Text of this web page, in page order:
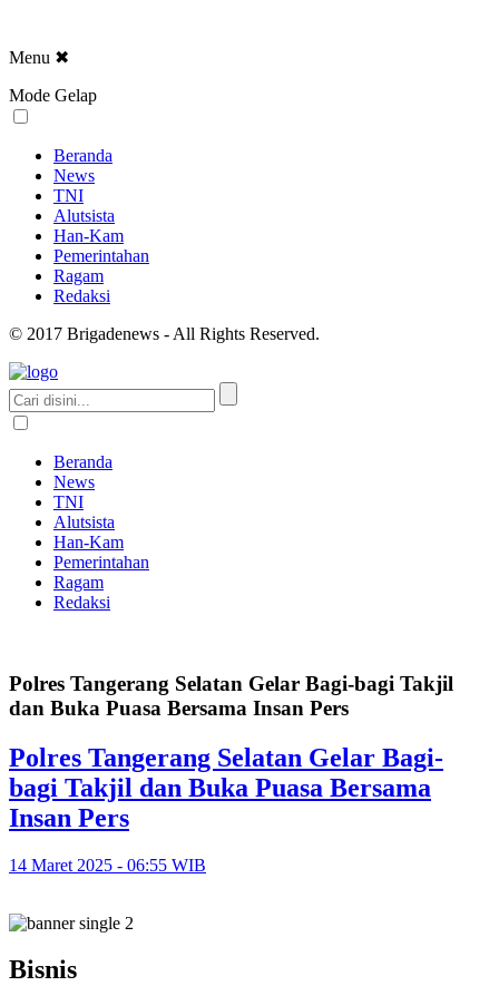
Menu ✖
Mode Gelap
Beranda
News
TNI
Alutsista
Han-Kam
Pemerintahan
Ragam
Redaksi
© 2017 Brigadenews - All Rights Reserved.
Beranda
News
TNI
Alutsista
Han-Kam
Pemerintahan
Ragam
Redaksi
Polres Tangerang Selatan Gelar Bagi-bagi Takjil
dan Buka Puasa Bersama Insan Pers
Polres Tangerang Selatan Gelar Bagi-
bagi Takjil dan Buka Puasa Bersama
Insan Pers
14 Maret 2025 - 06:55 WIB
Bisnis